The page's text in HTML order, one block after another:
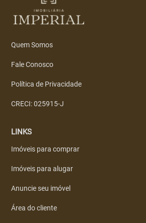
Quem Somos
Fale Conosco
Política de Privacidade
CRECI: 025915-J
LINKS
Imóveis para comprar
Imóveis para alugar
Anuncie seu imóvel
Área do cliente